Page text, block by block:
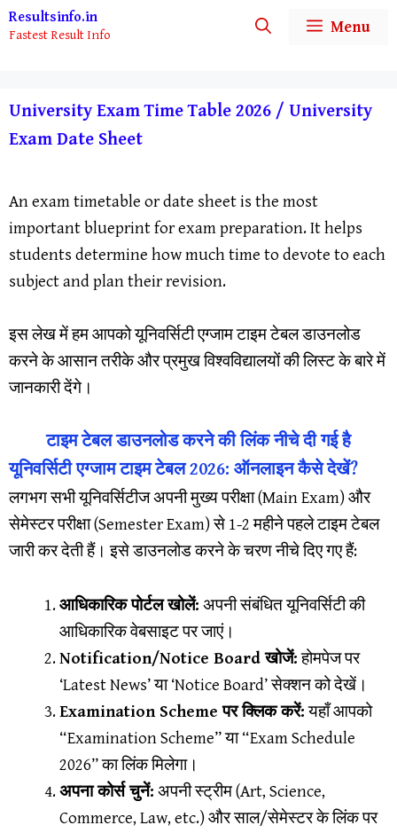
Skip
to
Resultsinfo.in
Fastest Result Info Menu
University Exam Time Table 2026 / University
Exam Date Sheet
An exam timetable or date sheet is the most
important blueprint for exam preparation. It helps
students determine how much time to devote to each
subject and plan their revision.
​इस लेख में हम आपको यूनिवर्सिटी एग्जाम टाइम टेबल डाउनलोड
करने के आसान तरीके और प्रमुख विश्वविद्यालयों की लिस्ट के बारे में
जानकारी देंगे।
टाइम टेबल डाउनलोड करने की लिंक नीचे दी गई है
यूनिवर्सिटी एग्जाम टाइम टेबल 2026: ऑनलाइन कैसे देखें?
​लगभग सभी यूनिवर्सिटीज अपनी मुख्य परीक्षा (Main Exam) और
सेमेस्टर परीक्षा (Semester Exam) से 1-2 महीने पहले टाइम टेबल
जारी कर देती हैं। इसे डाउनलोड करने के चरण नीचे दिए गए हैं:
आधिकारिक पोर्टल खोलें: अपनी संबंधित यूनिवर्सिटी की
आधिकारिक वेबसाइट पर जाएं।
Notification/Notice Board खोजें:होमपेज पर
‘Latest News’ या ‘Notice Board’ सेक्शन को देखें।
Examination Scheme पर क्लिक करें:यहाँ आपको
“Examination Scheme” या “Exam Schedule
2026” का लिंक मिलेगा।
अपना कोर्स चुनें: अपनी स्ट्रीम (Art, Science,
Commerce, Law, etc.) और साल/सेमेस्टर के लिंक पर